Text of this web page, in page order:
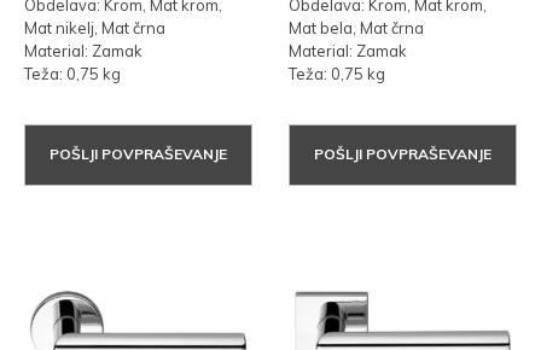
Obdelava: Krom, Mat krom,
Mat nikelj, Mat črna
Material: Zamak
Teža: 0,75 kg
POŠLJI POVPRAŠEVANJE
Obdelava: Krom, Mat krom,
Mat bela, Mat črna
Material: Zamak
Teža: 0,75 kg
POŠLJI POVPRAŠEVANJE